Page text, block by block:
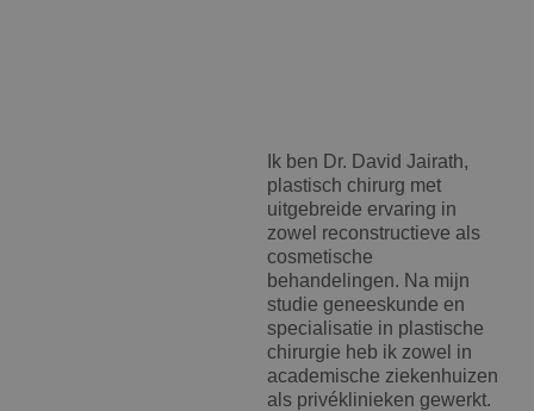
Ik ben Dr. David Jairath,
plastisch chirurg met
uitgebreide ervaring in
zowel reconstructieve als
cosmetische
behandelingen. Na mijn
studie geneeskunde en
specialisatie in plastische
chirurgie heb ik zowel in
academische ziekenhuizen
als privéklinieken gewerkt.